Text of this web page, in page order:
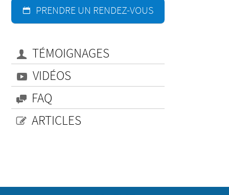
PRENDRE UN RENDEZ-VOUS
TÉMOIGNAGES
VIDÉOS
FAQ
ARTICLES